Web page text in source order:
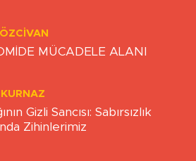
MÜCADELE ALANI
Gizli Sancısı: Sabırsızlık
Zihinlerimiz